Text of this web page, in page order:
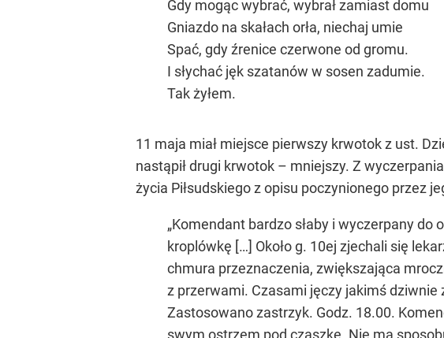
Gdy mogąc wybrać, wybrał zamiast domu
Gniazdo na skałach orła, niechaj umie
Spać, gdy źrenice czerwone od gromu.
I słychać jęk szatanów w sosen zadumie.
Tak żyłem.
11 maja miał miejsce pierwszy krwotok z ust.
nastąpił drugi krwotok – mniejszy. Z
życia Piłsudskiego z opisu poczynionego przez
„Komendant bardzo słaby i wyczerpany
kroplówkę […] Około g. 10ej zjechali się
chmura przeznaczenia, zwiększająca
z przerwami. Czasami jęczy jakimś dziwnie
Zastosowano zastrzyk. Godz. 18.00.
swym ostrzem pod czaszkę. Nie ma